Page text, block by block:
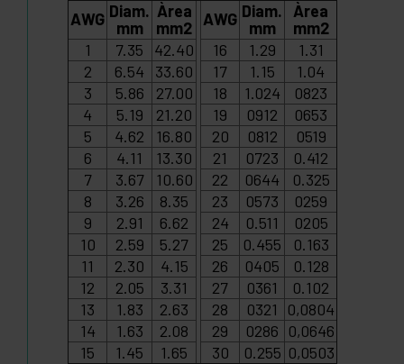
AWG Diam.
mm
Àrea
mm2 AWG Diam.
mm
Àrea
mm2
1
7.35 42.40 16 1.29
1.31
2
6.54 33.60 17 1.15
1.04
3
5.86 27.00 18 1.024
0823
4
5.19 21.20 19 0912
0653
5
4.62 16.80 20 0812
0519
6
4.11 13.30 21 0723
0.412
7
3.67 10.60 22 0644
0.325
8
3.26 8.35 23 0573
0259
9
2.91 6.62 24 0.511
0205
10
2.59 5.27 25 0.455
0.163
11
2.30 4.15 26 0405
0.128
12
2.05 3.31 27 0361
0.102
13
1.83 2.63 28 0321
0,0804
14
1.63 2.08 29 0286 0,0646
15
1.45 1.65 30 0.255 0,0503